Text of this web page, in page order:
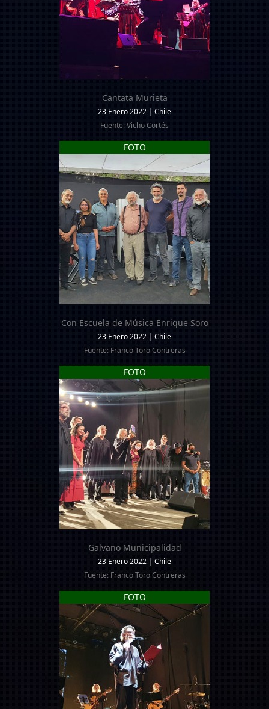
Cantata Murieta
23 Enero 2022 | Chile
Fuente: Vicho Cortés
FOTO
Con Escuela de Música Enrique Soro
23 Enero 2022 | Chile
Fuente: Franco Toro Contreras
FOTO
Galvano Municipalidad
23 Enero 2022 | Chile
Fuente: Franco Toro Contreras
FOTO